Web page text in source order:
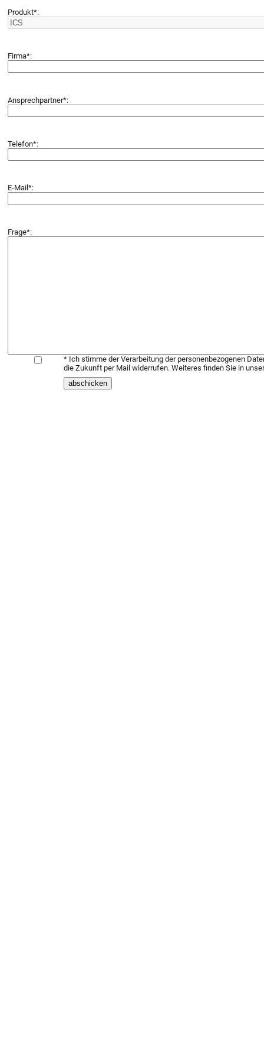
Produkt*:
Firma*:
Ansprechpartner*:
Telefon*:
E-Mail*:
Frage*:
* Ich stimme der Verarbeitung der personenbezogenen
die Zukunft per Mail widerrufen. Weiteres finden Sie in
abschicken